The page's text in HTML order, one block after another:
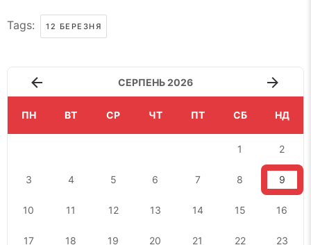
Tags: 12 БЕРЕЗНЯ
СЕРПЕНЬ 2026
ПН ВТ СР ЧТ ПТ СБ НД
1 2
3 4 5 6 7 8 9
10 11 12 13 14 15 16
17 18 19 20 21 22 23